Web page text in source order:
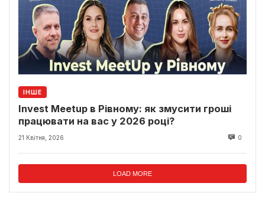
ІНШЕ
Invest Meetup в Рівному: як змусити гроші
працювати на вас у 2026 році?
21 Квітня, 2026 0
LOAD MORE